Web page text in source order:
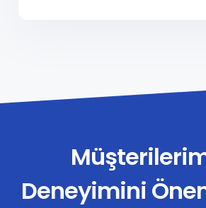
Deneyimini